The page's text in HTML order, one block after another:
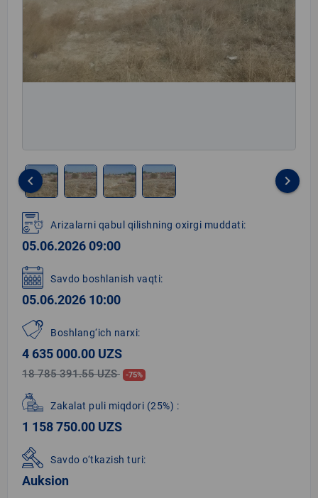
1
of
4
keyboard_arrow_left keyboard_arrow_right
Arizalarni qabul qilishning oxirgi muddati:
05.06.2026 09:00
Savdo boshlanish vaqti:
05.06.2026 10:00
Boshlang‘ich narxi:
4 635 000.00 UZS
18 785 391.55 UZS -75%
Zakalat puli miqdori (25%) :
1 158 750.00 UZS
Savdo o‘tkazish turi:
Auksion